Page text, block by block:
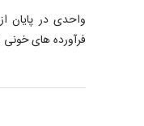
واحدی در پایان
فرآورده های